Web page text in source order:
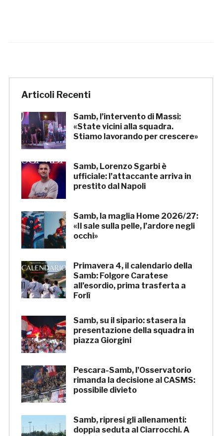
Articoli Recenti
Samb, l’intervento di Massi:
«State vicini alla squadra.
Stiamo lavorando per crescere»
Samb, Lorenzo Sgarbi è
ufficiale: l’attaccante arriva in
prestito dal Napoli
Samb, la maglia Home 2026/27:
«Il sale sulla pelle, l’ardore negli
occhi»
Primavera 4, il calendario della
Samb: Folgore Caratese
all’esordio, prima trasferta a
Forlì
Samb, su il sipario: stasera la
presentazione della squadra in
piazza Giorgini
Pescara-Samb, l’Osservatorio
rimanda la decisione al CASMS:
possibile divieto
Samb, ripresi gli allenamenti:
doppia seduta al Ciarrocchi. A